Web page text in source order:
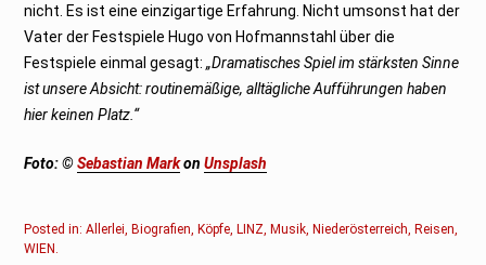
nicht. Es ist eine einzigartige Erfahrung. Nicht umsonst hat der
Vater der Festspiele Hugo von Hofmannstahl über die
Festspiele einmal gesagt:„Dramatisches Spiel im stärksten Sinne
ist unsere Absicht: routinemäßige, alltägliche Aufführungen haben
hier keinen Platz.“
Foto: ©Sebastian MarkonUnsplash
Posted in:Allerlei,Biografien,Köpfe,LINZ,Musik,Niederösterreich,Reisen,
WIEN.